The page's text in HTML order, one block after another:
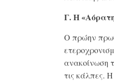
Γ. Η
Ο πρώην
ανακοίνωση
τις κάλπες. Η